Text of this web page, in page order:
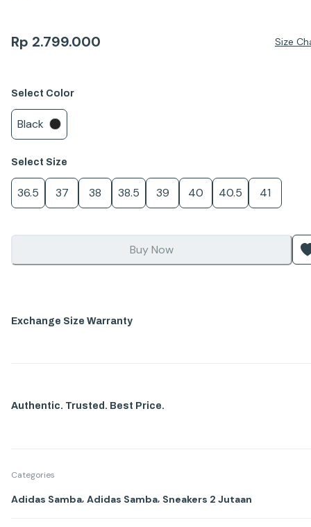
Rp 2.799.000 Size
Select Color
Black
Select Size
36.5 37 38 38.5 39 40 40.5 41
Buy Now
Exchange Size Warranty
Authentic. Trusted. Best Price.
Categories
Adidas Samba, Adidas Samba, Sneakers 2 Jutaan